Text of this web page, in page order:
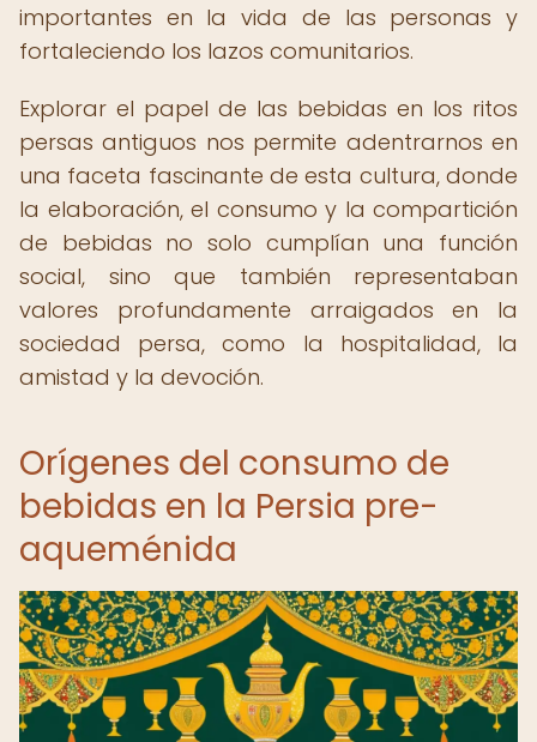
importantes en la vida de las personas y
fortaleciendo los lazos comunitarios.
Explorar el papel de las bebidas en los ritos
persas antiguos nos permite adentrarnos en
una faceta fascinante de esta cultura, donde
la elaboración, el consumo y la compartición
de bebidas no solo cumplían una función
social, sino que también representaban
valores profundamente arraigados en la
sociedad persa, como la hospitalidad, la
amistad y la devoción.
Orígenes del consumo de
bebidas en la Persia pre-
aqueménida